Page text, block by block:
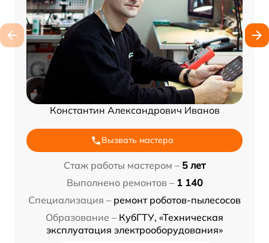
Константин Александрович Иванов
Вызвать мастера
Стаж работы мастером – 5 лет
Выполнено ремонтов – 1 140
Специализация – ремонт роботов-пылесосов
Образование – КубГТУ, «Техническая
эксплуатация электрооборудования»